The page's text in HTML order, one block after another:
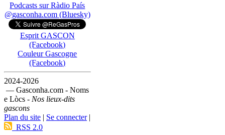
Podcasts sur Ràdio País
@gasconha.com (Bluesky)
Esprit GASCON
(Facebook)
Couleur Gascogne
(Facebook)
2024-2026
— Gasconha.com - Noms
e Lòcs - Nos lieux-dits
gascons
Plan du site | Se connecter|
RSS 2.0